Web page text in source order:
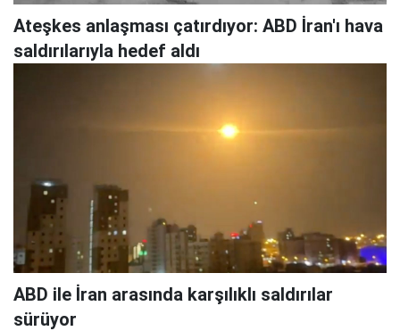
Ateşkes anlaşması çatırdıyor: ABD İran'ı hava
saldırılarıyla hedef aldı
ABD ile İran arasında karşılıklı saldırılar
sürüyor